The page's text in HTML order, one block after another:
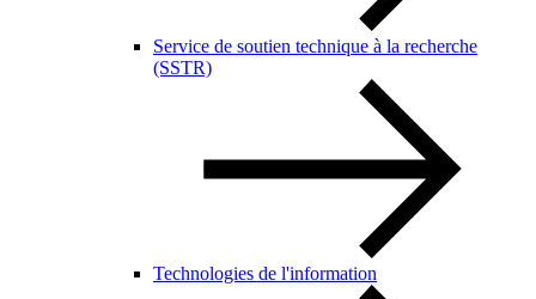
Service de soutien technique à la recherche
(SSTR)
Technologies de l'information